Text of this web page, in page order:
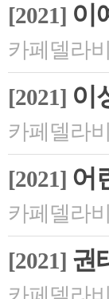
[2021] 이
카페델라
[2021] 이
카페델라
[2021] 어
카페델라
[2021] 권